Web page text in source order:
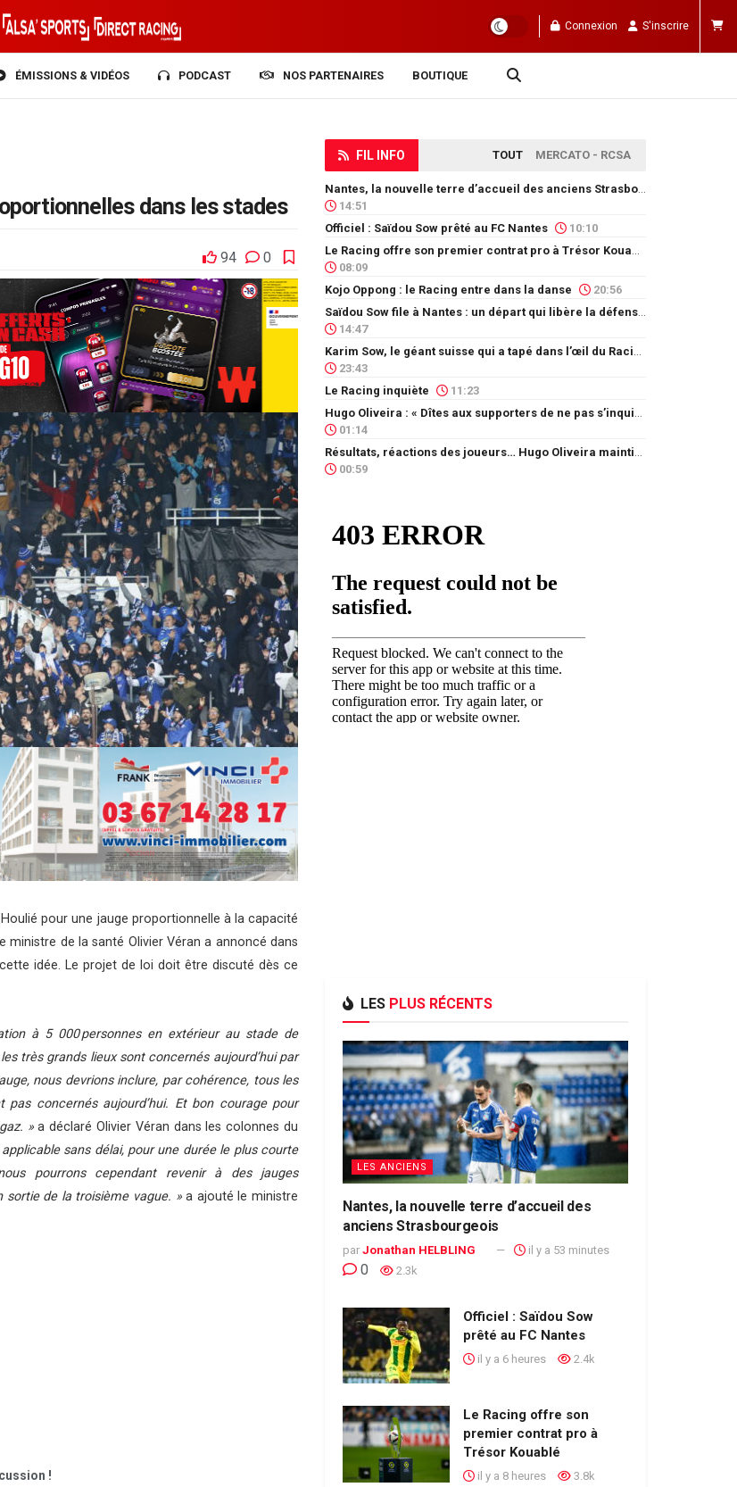
Connexion S'inscrire
ÉMISSIONS & VIDÉOS PODCAST NOS PARTENAIRES BOUTIQUE
dans les stades
94 0
pour une jauge proportionnelle à la capacité
ministre de la santé Olivier Véran a annoncé dans
idée. Le projet de loi doit être discuté dès ce
à 5 000 personnes en extérieur au stade de
très grands lieux sont concernés aujourd’hui par
nous devrions inclure, par cohérence, tous les
concernés aujourd’hui. Et bon courage pour
»a déclaré Olivier Véran dans les colonnes du
sans délai, pour une durée le plus courte
pourrons cependant revenir à des jauges
sortie de la troisième vague. »a ajouté le ministre
!
FIL INFO TOUT MERCATO - RCSA
14:51
Officiel : Saïdou Sow prêté au FC Nantes
10:10
08:09
Kojo Oppong : le Racing entre dans la danse
20:56
14:47
23:43
Le Racing inquiète
11:23
01:14
00:59
LES PLUS RÉCENTS
LES ANCIENS
Nantes, la nouvelle terre d’accueil des
anciens Strasbourgeois
par Jonathan HELBLING il y a 53 minutes
0 2.3k
Officiel : Saïdou Sow
prêté au FC Nantes
il y a 6 heures 2.4k
Le Racing offre son
premier contrat pro à
Trésor Kouablé
il y a 8 heures 3.8k